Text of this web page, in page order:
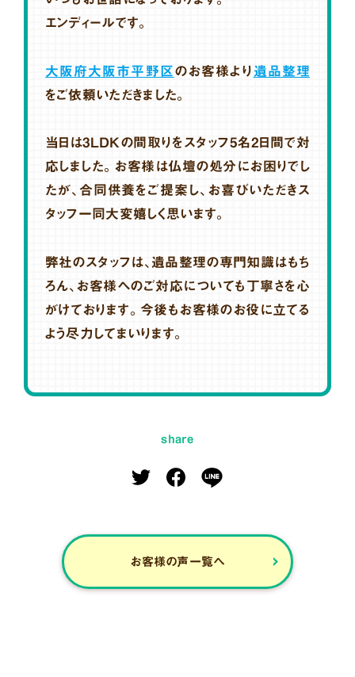
エンディールです。
大阪府大阪市平野区のお客様より 遺品整理
をご依頼いただきました。
当日は3LDKの間取りをスタッフ5名2日間で対
応しました。お客様は仏壇の処分にお困りでし
たが、合同供養をご提案し、お喜びいただきス
タッフ一同大変嬉しく思います。
弊社のスタッフは、遺品整理の専門知識はもち
ろん、お客様へのご対応についても丁寧さを心
がけております。今後もお客様のお役に立てる
よう尽力してまいります。
share
お客様の声一覧へ